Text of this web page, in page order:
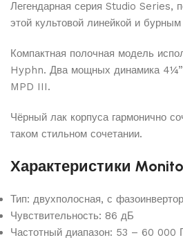
Легендарная серия Studio Series,
этой культовой линейкой и
Компактная полочная модель
Hyphn. Два мощных динамика 4¼”
MPD III.
Чёрный лак корпуса гармонично
таком стильном сочетании.
Характеристики
Тип: двухполосная, с
Чувствительность: 86 дБ
Частотный диапазон: 53 – 60 000